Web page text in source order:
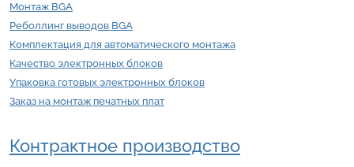
Монтаж BGA
Реболлинг выводов BGA
Комплектация для автоматического монтажа
Качество электронных блоков
Упаковка готовых электронных блоков
Заказ на монтаж печатных плат
Контрактное производство